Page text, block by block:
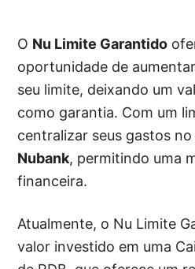
O Nu Limite Garantido
oportunidade de
seu limite, deixando um
como garantia. Com um
centralizar seus gastos
Nubank, permitindo uma
financeira.
Atualmente, o Nu Limite
valor investido em uma